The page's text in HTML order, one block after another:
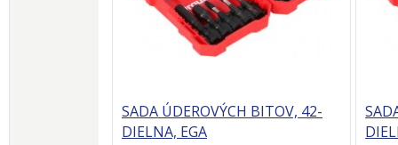
SADA ÚDEROVÝCH BITOV, 42-
DIELNA, EGA